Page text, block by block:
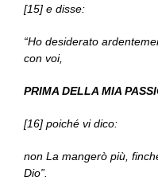
[15] e disse:
“Ho desiderato
con voi,
PRIMA DELLA MIA
[16] poiché vi dico:
non La mangerò più,
Dio”.